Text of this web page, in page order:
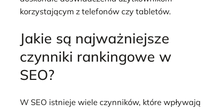
korzystającym z telefonów czy tabletów.
Jakie są najważniejsze
czynniki rankingowe w
SEO?
W SEO istnieje wiele czynników, które wpływają